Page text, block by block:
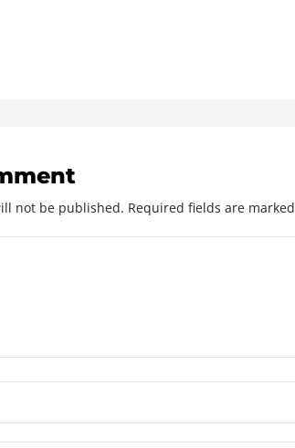
not be published. Required fields are marked